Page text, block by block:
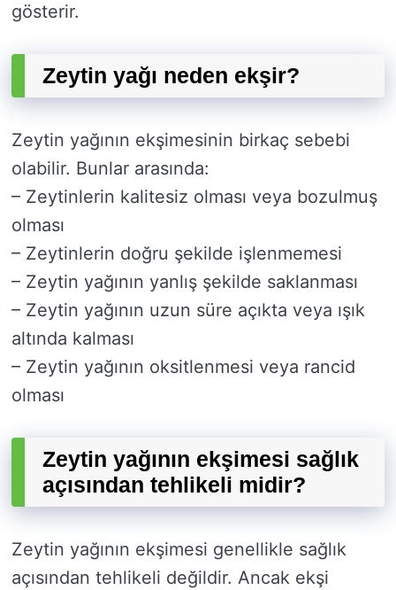
gösterir.
Zeytin yağı neden ekşir?
Zeytin yağının ekşimesinin birkaç sebebi
olabilir. Bunlar arasında:
– Zeytinlerin kalitesiz olması veya bozulmuş
olması
– Zeytinlerin doğru şekilde işlenmemesi
– Zeytin yağının yanlış şekilde saklanması
– Zeytin yağının uzun süre açıkta veya ışık
altında kalması
– Zeytin yağının oksitlenmesi veya rancid
olması
Zeytin yağının ekşimesi sağlık
açısından tehlikeli midir?
Zeytin yağının ekşimesi genellikle sağlık
açısından tehlikeli değildir. Ancak ekşi